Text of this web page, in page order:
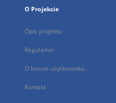
O Projekcie
Opis projektu
Regulamin
O koncie użytkownika...
Kontakt